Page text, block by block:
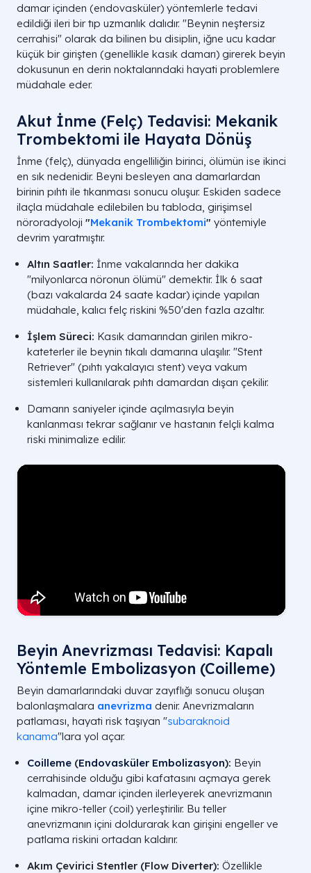
damar içinden (endovasküler) yöntemlerle tedavi
edildiği ileri bir tıp uzmanlık dalıdır. "Beynin neştersiz
cerrahisi" olarak da bilinen bu disiplin, iğne ucu kadar
küçük bir girişten (genellikle kasık damarı) girerek beyin
dokusunun en derin noktalarındaki hayati problemlere
müdahale eder.
Akut İnme (Felç) Tedavisi: Mekanik
Trombektomi ile Hayata Dönüş
İnme (felç), dünyada engelliliğin birinci, ölümün ise ikinci
en sık nedenidir. Beyni besleyen ana damarlardan
birinin pıhtı ile tıkanması sonucu oluşur. Eskiden sadece
ilaçla müdahale edilebilen bu tabloda, girişimsel
nöroradyoloji "Mekanik Trombektomi" yöntemiyle
devrim yaratmıştır.
Altın Saatler: İnme vakalarında her dakika
"milyonlarca nöronun ölümü" demektir. İlk 6 saat
(bazı vakalarda 24 saate kadar) içinde yapılan
müdahale, kalıcı felç riskini %50'den fazla azaltır.
İşlem Süreci: Kasık damarından girilen mikro-
kateterler ile beynin tıkalı damarına ulaşılır. "Stent
Retriever" (pıhtı yakalayıcı stent) veya vakum
sistemleri kullanılarak pıhtı damardan dışarı çekilir.
Damarın saniyeler içinde açılmasıyla beyin
kanlanması tekrar sağlanır ve hastanın felçli kalma
riski minimalize edilir.
Beyin Anevrizması Tedavisi: Kapalı
Yöntemle Embolizasyon (Coilleme)
Beyin damarlarındaki duvar zayıflığı sonucu oluşan
balonlaşmalara anevrizma denir. Anevrizmaların
patlaması, hayati risk taşıyan "subaraknoid
kanama"lara yol açar.
Coilleme (Endovasküler Embolizasyon): Beyin
cerrahisinde olduğu gibi kafatasını açmaya gerek
kalmadan, damar içinden ilerleyerek anevrizmanın
içine mikro-teller (coil) yerleştirilir. Bu teller
anevrizmanın içini doldurarak kan girişini engeller ve
patlama riskini ortadan kaldırır.
Akım Çevirici Stentler (Flow Diverter): Özellikle